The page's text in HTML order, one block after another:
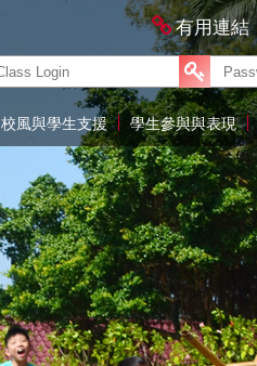
有用連結
校風與學生支援 學生參與與表現